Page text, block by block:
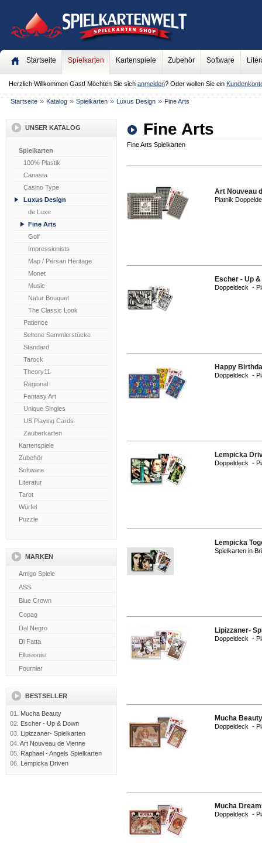
Startseite Spielkarten Kartenspiele Zubehör Software
Herzlich Willkommen Gast! Möchten Sie sich anmelden? Oder wollen Sie ein
Startseite » Katalog » Spielkarten » Luxus Design » Fine Arts
UNSER KATALOG
Spielkarten
100% Plastik
Canasta
Casino Type
Luxus Design
de Luxe
Fine Arts
Golf
Impressionists
Map / Persan Heritage
Monet
Music
Natur Bouquet
The Classic Look
Patience
Seltene Sammlerstücke
Standard
Tarock
Theory11
Regional
Fantasy Art
Unique Singles
US Playing Cards
Zauberkarten
Kartenspiele
Zubehör
Software
Literatur
Tarot
Würfel
Puzzle
MARKEN
BESTSELLER
01. Mucha Beauty
02. Escher - Up & Down
03. Lipizzaner- Spielkarten
04. Art Nouveau de Vienne
05. Raphael - Angels Spielkarten
06. Lempicka Driven
Fine Arts
Fine Arts Spielkarten
Art Nouveau
Piatnik
Escher - Up
Doppeldeck -
Happy
Doppeldeck -
Lempicka
Doppeldeck -
Lempicka
Spielkarten in
Lipizzaner-
Doppeldeck -
Mucha Beauty
Doppeldeck -
Mucha
Doppeldeck -